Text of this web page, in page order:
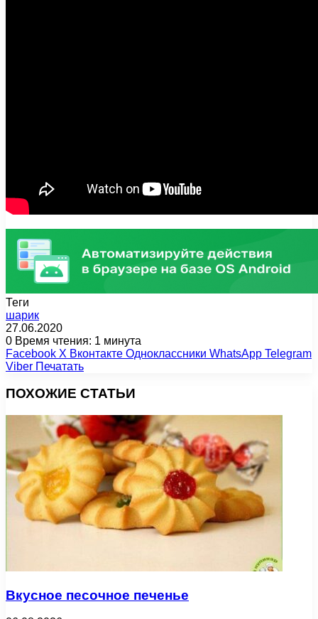
Теги
шарик
27.06.2020
0 Время чтения: 1 минута
Facebook X Вконтакте Одноклассники WhatsApp Telegram
Viber Печатать
ПОХОЖИЕ СТАТЬИ
Вкусное песочное печенье